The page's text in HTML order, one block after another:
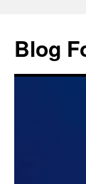
contenu
Blog